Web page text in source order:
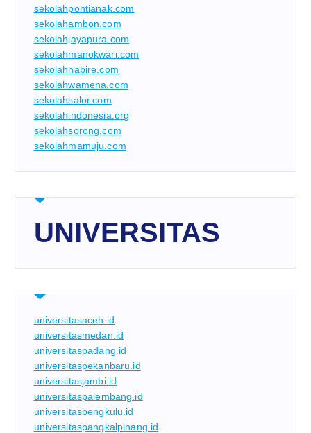
sekolahpontianak.com
sekolahambon.com
sekolahjayapura.com
sekolahmanokwari.com
sekolahnabire.com
sekolahwamena.com
sekolahsalor.com
sekolahindonesia.org
sekolahsorong.com
sekolahmamuju.com
UNIVERSITAS
universitasaceh.id
universitasmedan.id
universitaspadang.id
universitaspekanbaru.id
universitasjambi.id
universitaspalembang.id
universitasbengkulu.id
universitaspangkalpinang.id